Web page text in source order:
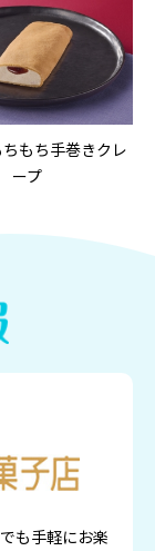
もち手巻きクレ
ープ
も手軽にお楽